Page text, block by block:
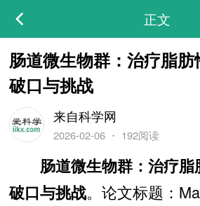
正文
肠道微生物群：治疗脂
破口与挑战
来自科学网
2026-02-06・ 192阅读
肠道微生物群：治疗
破口与挑战。论文标题：